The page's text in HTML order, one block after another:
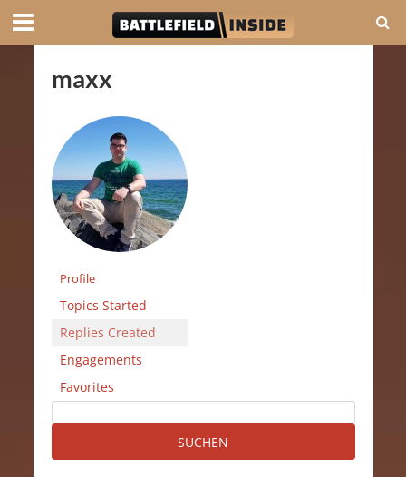
maxx
Profile
Topics Started
Replies Created
Engagements
Favorites